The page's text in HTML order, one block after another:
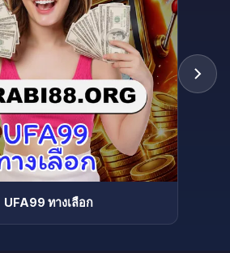
UFA99 ทางเลือก